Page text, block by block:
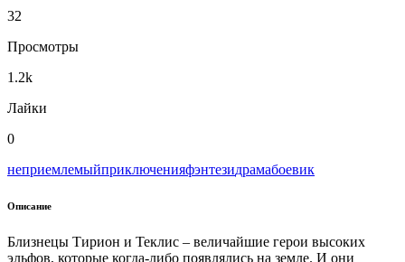
32
Просмотры
1.2k
Лайки
0
неприемлемыйприключенияфэнтезидрамабоевик
Описание
Близнецы Тирион и Теклис – величайшие герои высоких
эльфов, которые когда-либо появлялись на земле. И они